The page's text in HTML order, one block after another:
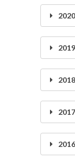
2020
2019
2018
2017
2016